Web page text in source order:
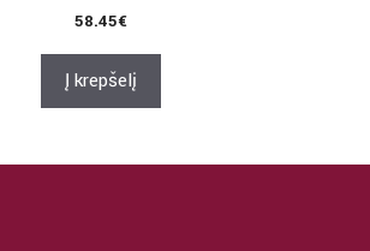
58.45€
Į krepšelį